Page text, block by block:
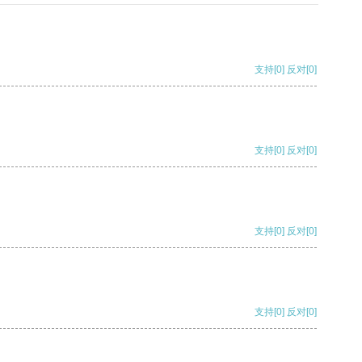
支持[0] 反对[0]
支持[0] 反对[0]
支持[0] 反对[0]
支持[0] 反对[0]